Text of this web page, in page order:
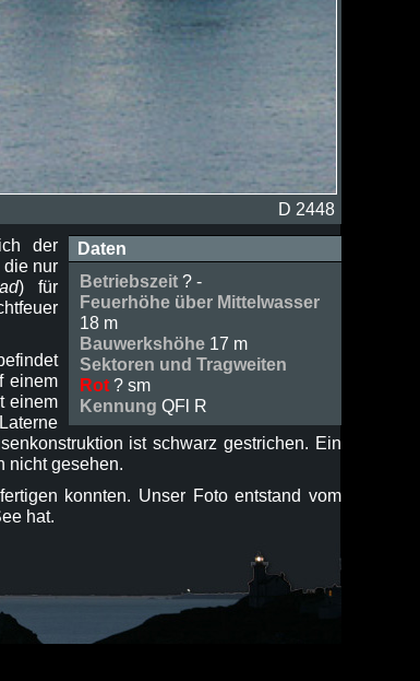
D 2448
Daten
Betriebszeit ? -
Feuerhöhe über Mittelwasser
18 m
Bauwerkshöhe 17 m
Sektoren und Tragweiten
Rot ? sm
Kennung QFl R
der
die nur
) für
einem
einem
ist schwarz gestrichen. Ein
nicht gesehen.
konnten. Unser Foto entstand vom
hat.